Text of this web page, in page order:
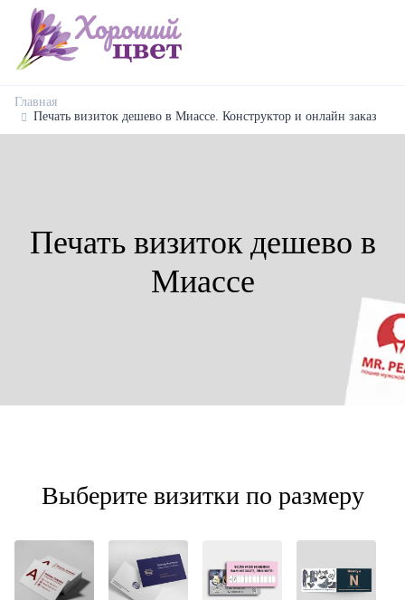
Главная
Печать визиток дешево в Миассе. Конструктор и онлайн заказ
Печать визиток дешево в
Миассе
Выберите визитки по размеру